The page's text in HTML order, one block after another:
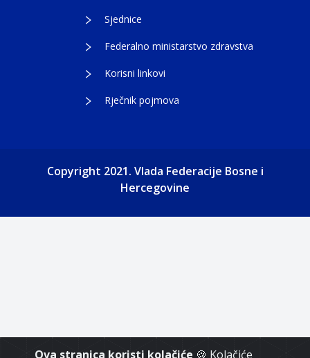
Ova stranica koristi kolačiće 🍪 Kolačiće
Sjednice
Federalno ministarstvo zdravstva
Korisni linkovi
Rječnik pojmova
Copyright 2021. Vlada Federacije Bosne i
Hercegovine